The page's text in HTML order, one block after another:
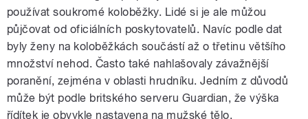
používat soukromé koloběžky. Lidé si je ale můžou
půjčovat od oficiálních poskytovatelů. Navíc podle dat
byly ženy na koloběžkách součástí až o třetinu většího
množství nehod. Často také nahlašovaly závažnější
poranění, zejména v oblasti hrudníku. Jedním z důvodů
může být podle britského serveru Guardian, že výška
řídítek je obvykle nastavena na mužské tělo.